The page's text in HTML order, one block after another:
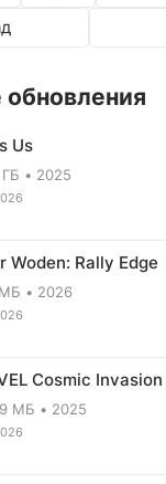
Us
2025
Woden: Rally Edge
2026
Cosmic Invasion
МБ 2025